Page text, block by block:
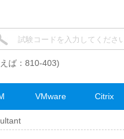
ば：810-403)
VMware Citrix